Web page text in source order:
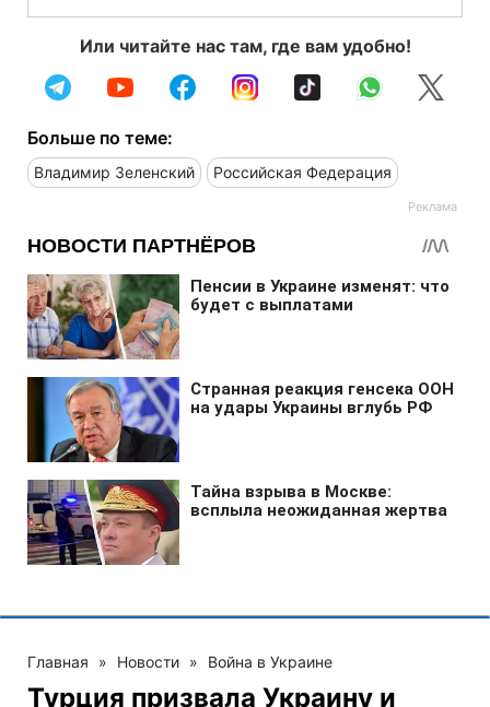
Или читайте нас там, где вам удобно!
Больше по теме:
Владимир Зеленский Российская Федерация
Главная » Новости » Война в Украине
Турция призвала Украину и